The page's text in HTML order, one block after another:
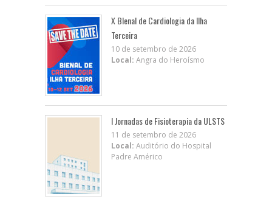
X BIenal de Cardiologia da Ilha
Terceira
10 de setembro de 2026
Local: Angra do Heroísmo
I Jornadas de Fisioterapia da ULSTS
11 de setembro de 2026
Local: Auditório do Hospital
Padre Américo